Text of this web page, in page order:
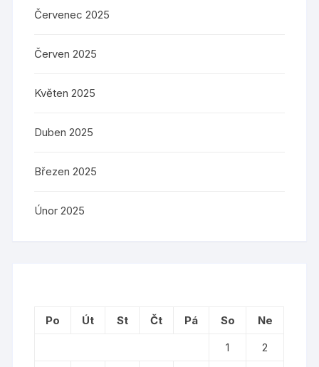
Červenec 2025
Červen 2025
Květen 2025
Duben 2025
Březen 2025
Únor 2025
Po Út St Čt Pá So
Ne
1
2